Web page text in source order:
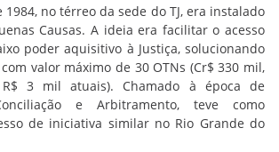
1984, no térreo da sede do TJ, era instalado
Causas. A ideia era facilitar o acesso
poder aquisitivo à Justiça, solucionando
valor máximo de 30 OTNs (Cr$ 330 mil,
3 mil atuais). Chamado à época de
e Arbitramento, teve como
de iniciativa similar no Rio Grande do